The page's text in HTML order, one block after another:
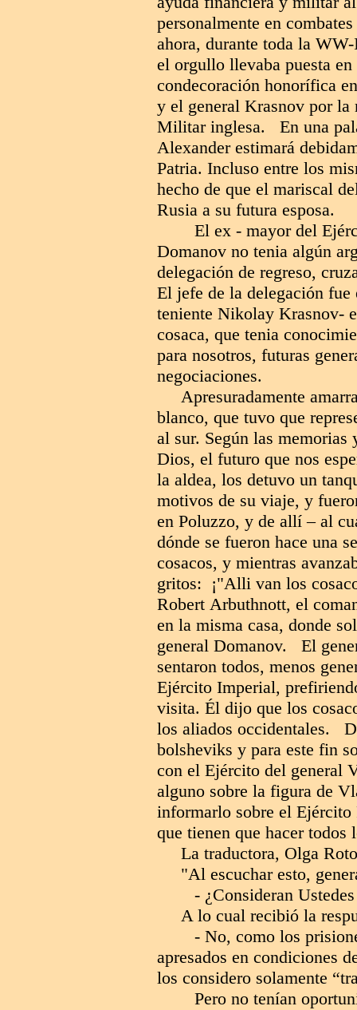
personalmente en
ahora, durante toda la
el orgullo llevaba puesta
condecoración honorífica
y el general Krasnov por la
Militar inglesa. En una
Alexander estimará
Patria. Incluso entre los
hecho de que el mariscal
Rusia a su futura esposa.
El ex - mayor del
Domanov no tenia algún
delegación de regreso,
El jefe de la delegación
teniente Nikolay Krasnov-
cosaca, que tenia
para nosotros, futuras
negociaciones.
Apresuradamente
blanco, que tuvo que
al sur. Según las
Dios, el futuro que nos
la aldea, los detuvo un
motivos de su viaje, y
en Poluzzo, y de allí – al
dónde se fueron hace una
cosacos, y mientras
gritos: ¡"Alli van los
Robert Arbuthnott, el
en la misma casa, donde
general Domanov. El
sentaron todos, menos
Ejército Imperial,
visita. Él dijo que los
los aliados occidentales.
bolsheviks y para este fin
con el Ejército del general
alguno sobre la figura de
informarlo sobre el
que tienen que hacer
La traductora, Olga
"Al escuchar esto,
- ¿Consideran
A lo cual recibió la
- No, como los
apresados en condiciones
los considero solamente
Pero no tenían